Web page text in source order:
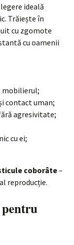
ideală
Trăiește în
cu zgomote
cu oamenii
mobilierul;
contact uman;
agresivitate;
cu ei;
coborâte–
reproducție.